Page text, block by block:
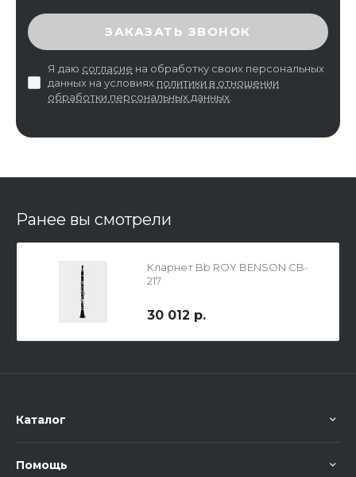
ВВЕДИТЕ ПРОВЕРОЧНЫЙ КОД
ЗАКАЗАТЬ ЗВОНОК
Я даю согласие на обработку своих персональных
данных на условиях политики в отношении
обработки персональных данных
Ранее вы смотрели
Кларнет Bb ROY BENSON CB-
217
30 012 р.
Каталог
Помощь